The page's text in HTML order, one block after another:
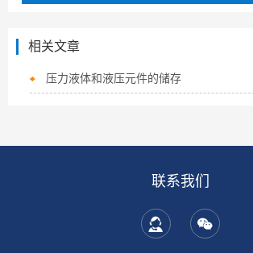
相关文章
压力液体和液压元件的储存
联系我们